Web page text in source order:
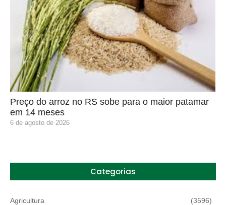
Preço do arroz no RS sobe para o maior patamar
em 14 meses
6 de agosto de 2026
Categorias
Agricultura (3596)